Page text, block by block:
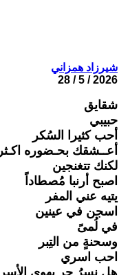
شيرزاد همزاني
2026 / 5 / 28
شقايق
حبيبي
أحب كثيرا السُكر
أعــشقك بحـضوره اكـثر
لكنك تتغنجين
اصبح أرنبا مُصطاداً
يتيه عني المفر
اسجن في عينين
في لُمىً
وسحنةٍ من التِبر
احب اسري
هل نسرُ حر يهوى الأسر